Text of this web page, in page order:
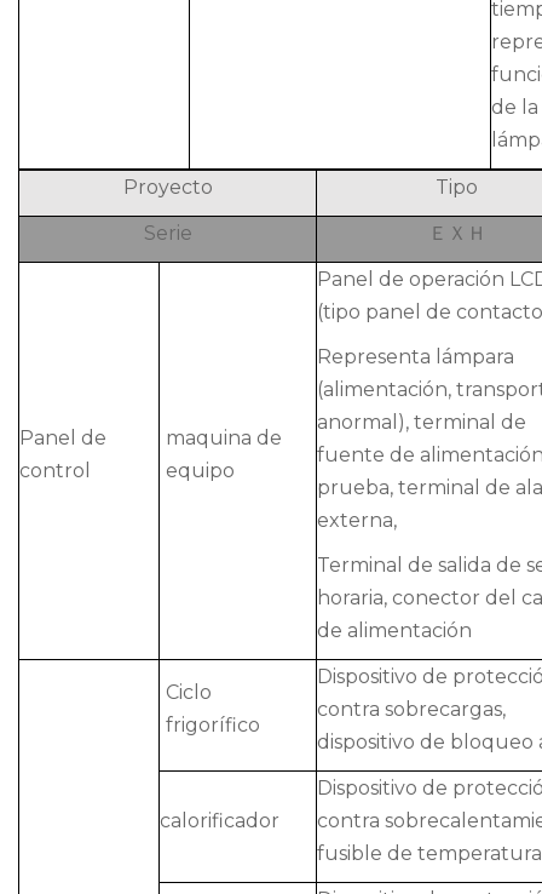
de
Proyecto
Tipo
Serie
ＥＸＨ
Panel de
control
maquina de
equipo
Panel de operación
(tipo panel de
Representa lámpara
(alimentación,
anormal), terminal de
fuente de
prueba, terminal de
externa,
Terminal de salida de
horaria, conector del
de alimentación
Ciclo
frigorífico
Dispositivo de
contra sobrecargas,
dispositivo de bloqueo
calorificador
Dispositivo de
contra
fusible de temperatura